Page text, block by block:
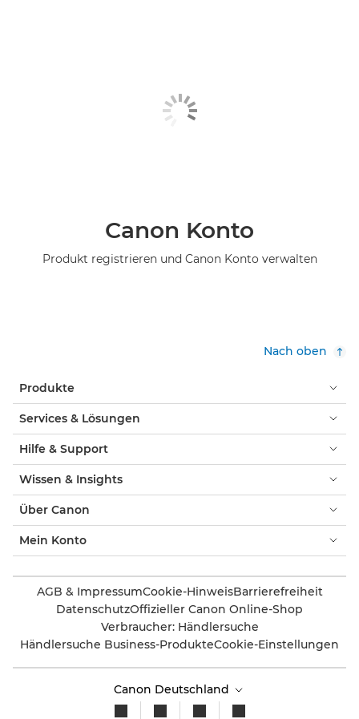
Canon Konto
Produkt registrieren und Canon Konto verwalten
Nach oben
Produkte
Services & Lösungen
Hilfe & Support
Wissen & Insights
Über Canon
Mein Konto
AGB & ImpressumCookie-HinweisBarrierefreiheit
DatenschutzOffizieller Canon Online-Shop
Verbraucher: Händlersuche
Händlersuche Business-ProdukteCookie-Einstellungen
Canon Deutschland